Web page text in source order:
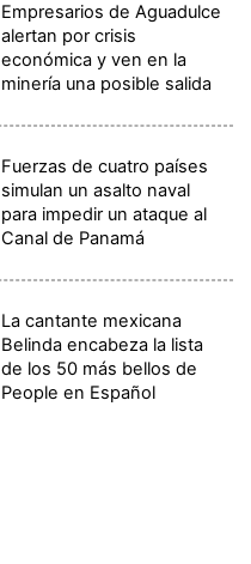
Empresarios de Aguadulce
alertan por crisis
económica y ven en la
minería una posible salida
Fuerzas de cuatro países
simulan un asalto naval
para impedir un ataque al
Canal de Panamá
La cantante mexicana
Belinda encabeza la lista
de los 50 más bellos de
People en Español